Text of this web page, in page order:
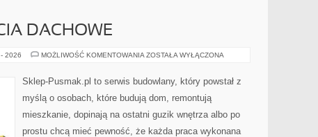
DACHOWE
2026 MOŻLIWOŚĆ KOMENTOWANIA DACHY
DACHOWE
ZOSTAŁA WYŁĄCZONA
Sklep-Pusmak.pl to serwis budowlany, który powstał z
myślą o osobach, które budują dom, remontują
mieszkanie, dopinają na ostatni guzik wnętrza albo po
prostu chcą mieć pewność, że każda praca wykonana